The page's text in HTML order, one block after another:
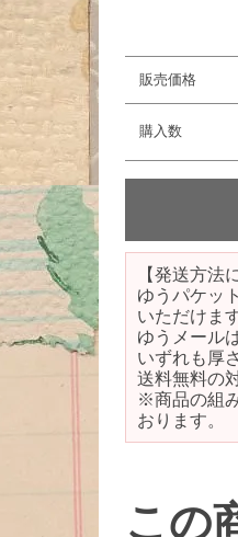
販売価格
購入数
【発送方法
ゆうパケッ
いただけます
ゆうメール
いずれも厚
送料無料の
※商品の組
おります。
この